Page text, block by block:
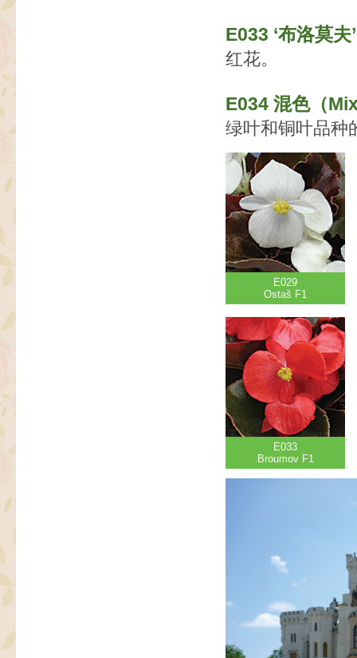
E033 ‘布洛莫
红花。
E034 混色（
绿叶和铜叶品种
E029
Ostaš F1
E033
Broumov F1